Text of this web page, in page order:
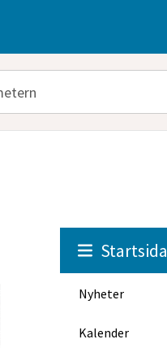
Startsida
Nyheter
Kalender